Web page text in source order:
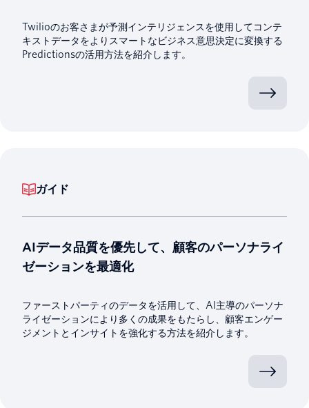
Twilioのお客さまが予測インテリジェンスを使用してコンテ
キストデータをよりスマートなビジネス意思決定に変換する
Predictionsの活用方法を紹介します。
ガイド
AIデータ品質を優先して、顧客のパーソナライ
ゼーションを最適化
ファーストパーティのデータを活用して、AI主導のパーソナ
ライゼーションにより多くの成果をもたらし、顧客エンゲー
ジメントとインサイトを強化する方法を紹介します。